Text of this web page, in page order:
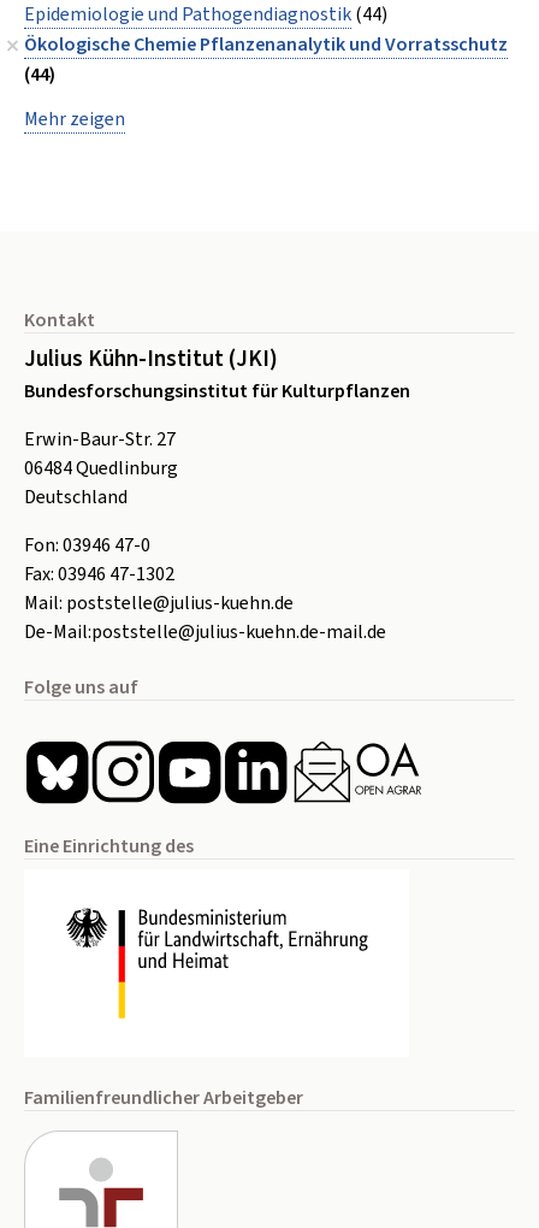
Epidemiologie und Pathogendiagnostik(44)
Ökologische Chemie Pflanzenanalytik und Vorratsschutz
(44)
Mehr zeigen
Kontakt
Julius Kühn-Institut (JKI)
Bundesforschungsinstitut für Kulturpflanzen
Erwin-Baur-Str. 27
06484Quedlinburg
Deutschland
Fon:03946 47-0
Fax:03946 47-1302
Mail: poststelle@julius-kuehn.de
De-Mail:poststelle@julius-kuehn.de-mail.de
Folge uns auf
Eine Einrichtung des
Familienfreundlicher Arbeitgeber